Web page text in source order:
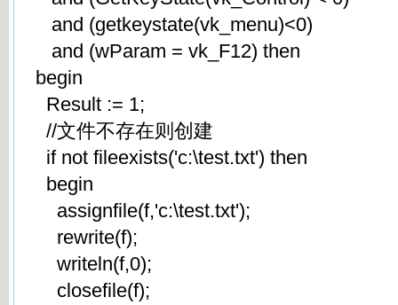
and (getkeystate(vk_menu)<0)
and (wParam = vk_F12) then
begin
Result := 1;
//文件不存在则创建
if not fileexists('c:\test.txt') then
begin
assignfile(f,'c:\test.txt');
rewrite(f);
writeln(f,0);
closefile(f);